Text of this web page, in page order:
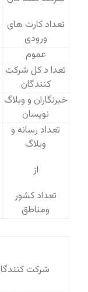
تعداد کارت های
ورودی
عموم
تعدا د کل شرکت
کنندگان
خبرنگاران و وبلاگ
نویسان
تعداد رسانه و
وبلاگ
از
تعداد کشور
ومناطق
شرکت